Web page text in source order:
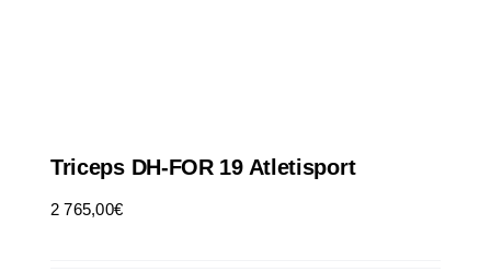
Triceps DH-FOR 19 Atletisport
2 765,00€